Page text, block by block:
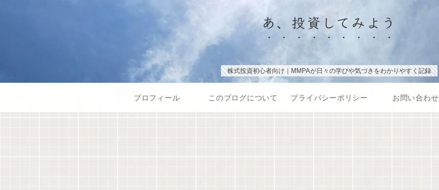
あ、投資してみよう
株式投資初心者向け｜MMPAが日々の学びや気づきをわかりやすく記録
プロフィール このブログについて プライバシーポリシー お問い合わせ